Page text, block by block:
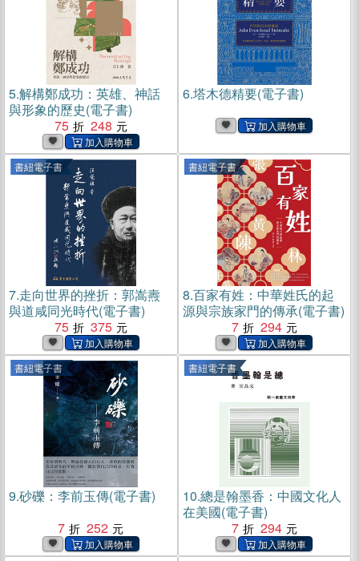
5.解構鄭成功：英雄、神話
與形象的歷史(電子書)
75
248
6.塔木德精要(電子書)
書紐電子書
7.走向世界的挫折：郭嵩燾
與道咸同光時代(電子書)
75
375
書紐電子書
8.百家有姓：中華姓氏的起
源與宗族家門的傳承(電子書)
7
294
書紐電子書
9.砂礫：李前玉傳(電子書)
7
252
書紐電子書
10.總是翰墨香：中國文化人
在美國(電子書)
7
294